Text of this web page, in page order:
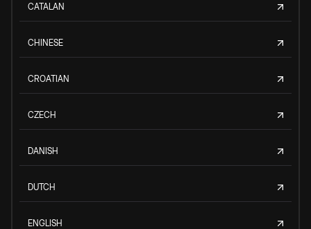
CATALAN
CHINESE
CROATIAN
CZECH
DANISH
DUTCH
ENGLISH